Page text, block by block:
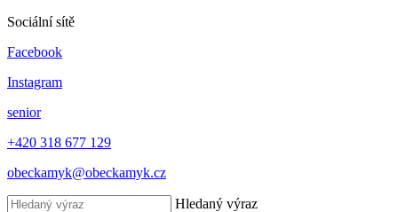
Sociální sítě
Facebook
Instagram
senior
+420 318 677 129
obeckamyk@obeckamyk.cz
Hledaný výraz